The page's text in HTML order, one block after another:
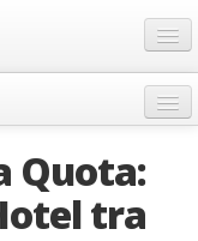
Quota:
tra